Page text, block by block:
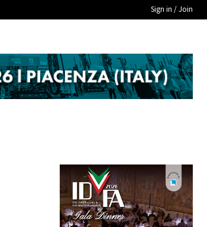
Sign in / Join